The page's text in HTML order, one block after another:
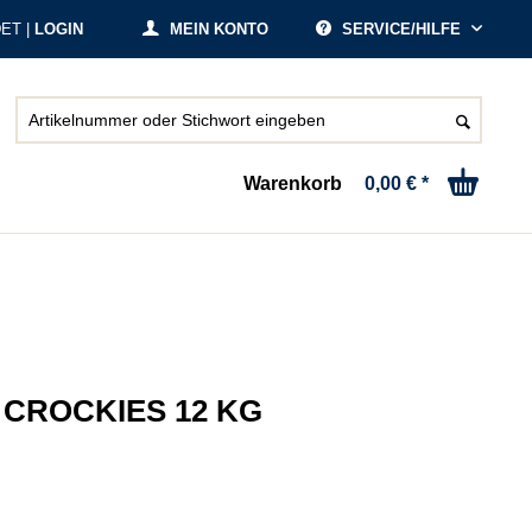
SERVICE/HILFE
MEIN KONTO
| LOGIN
Warenkorb 0,00 € *
12 KG